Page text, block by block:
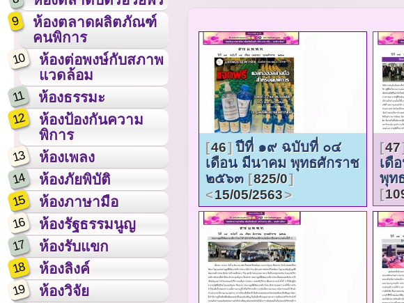
9
ห้องตลาดผลิตภัณฑ์
คนพิการ
10
ห้องต่อพงษ์กับสภาพ
แวดล้อม
11 ห้องธรรมะ
12
ห้องป้องกันความ
พิการ
13 ห้องเพลง
14 ห้องภัยพิบัติ
15 ห้องภาษามือ
16 ห้องรัฐธรรมนูญ
17 ห้องรับแขก
18 ห้องลิงค์
19 ห้องวิจัย
46
ปีที่ ๑๙ ฉบับที่ ๐๔
เดือน มีนาคม พุทธศักราช
๒๕๖๓
825/0
15/05/2563
47
เดื
พุท